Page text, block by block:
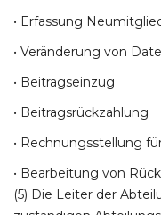
• Erfassung
• Veränderung von
• Beitragseinzug
• Beitragsrückzahlung
• Rechnungsstellung
• Bearbeitung von
(5) Die Leiter der